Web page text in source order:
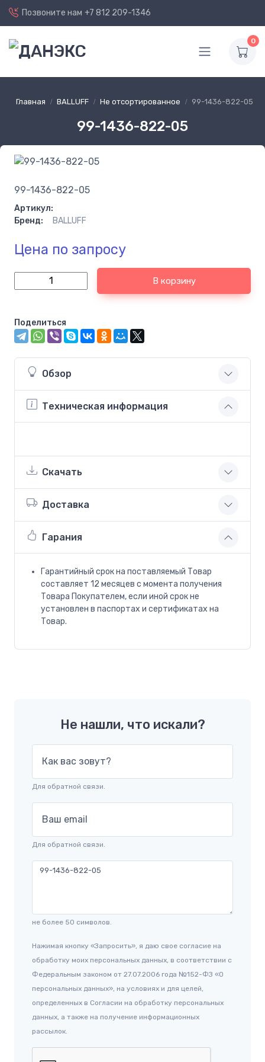
Позвоните нам +7 812 209-1346
0
Главная BALLUFF Не отсортированное 99-1436-822-05
99-1436-822-05
99-1436-822-05
Артикул:
Бренд:
BALLUFF
Цена по запросу
В корзину
Поделиться
Обзор
Техническая информация
Скачать
Доставка
Гарания
Гарантийный срок на поставляемый Товар
составляет 12 месяцев с момента получения
Товара Покупателем, если иной срок не
установлен в паспортах и сертификатах на
Товар.
Не нашли, что искали?
Как вас зовут?
Для обратной связи.
Ваш email
Для обратной связи.
не более 50 символов.
Нажимая кнопку «Запросить», я даю свое согласие на
обработку моих персональных данных, в соответствии с
Федеральным законом от 27.07.2006 года №152-ФЗ «О
персональных данных», на условиях и для целей,
определенных в Согласии на обработку персональных
данных, а также на получение информационных
рассылок.